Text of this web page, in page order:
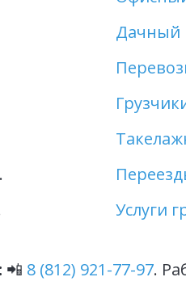
Дачный
Услуги
📲 8 (812) 921-77-97.